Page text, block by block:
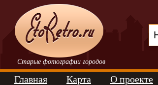
Старые фотографии городов
Главная Карта О проекте